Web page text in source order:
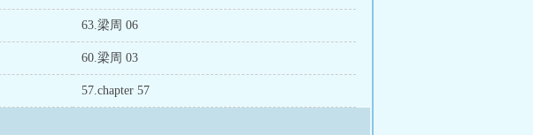
63.梁周 06
60.梁周 03
57.chapter 57